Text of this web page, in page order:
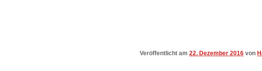
Veröffentlicht am 22. Dezember 2016 von